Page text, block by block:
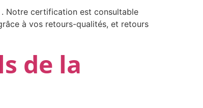
Notre certification est consultable
à vos retours-qualités, et retours
de la